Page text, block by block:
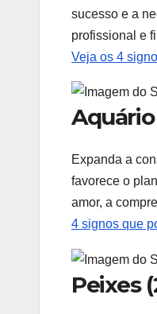
sucesso e a
profissional e
Veja os 4
Aquário
Expanda a
favorece o
amor, a
4 signos que
Peixes